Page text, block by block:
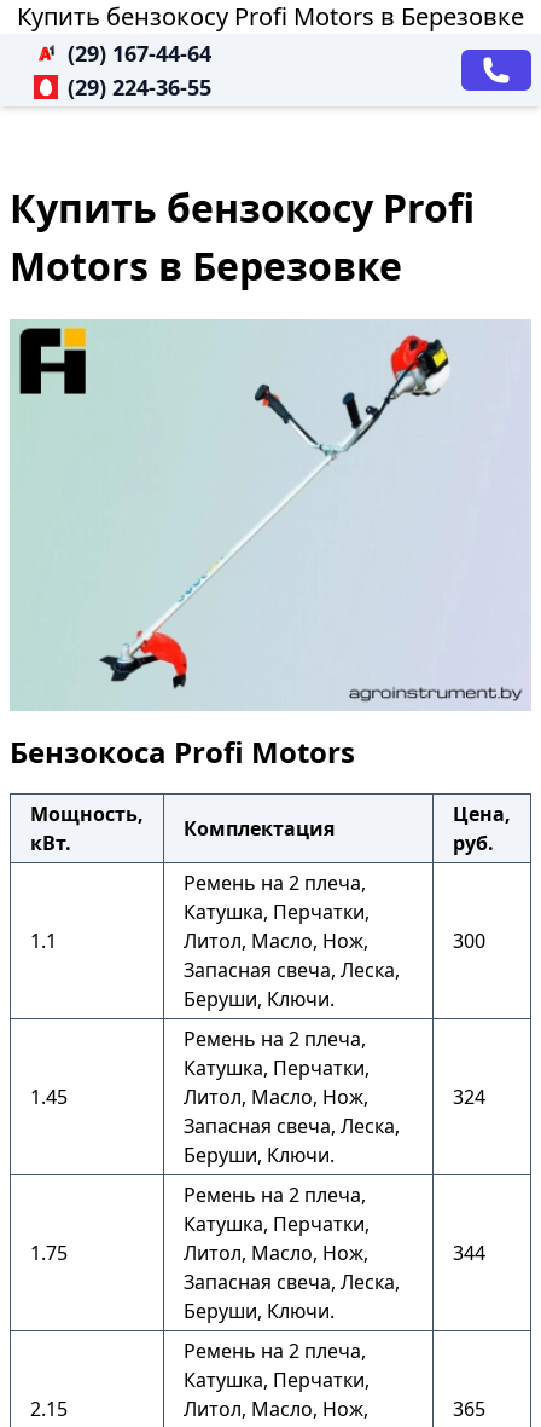
Купить бензокосу Profi Motors в Березовке
(29) 167-44-64
(29) 224-36-55
Купить бензокосу Profi
Motors в Березовке
Бензокоса Profi Motors
Мощность,
кВт.
Комплектация
Цена,
руб.
1.1
Ремень на 2 плеча,
Катушка, Перчатки,
Литол, Масло, Нож,
Запасная свеча, Леска,
Беруши, Ключи.
300
1.45
Ремень на 2 плеча,
Катушка, Перчатки,
Литол, Масло, Нож,
Запасная свеча, Леска,
Беруши, Ключи.
324
1.75
Ремень на 2 плеча,
Катушка, Перчатки,
Литол, Масло, Нож,
Запасная свеча, Леска,
Беруши, Ключи.
344
2.15
Ремень на 2 плеча,
Катушка, Перчатки,
Литол, Масло, Нож,
365